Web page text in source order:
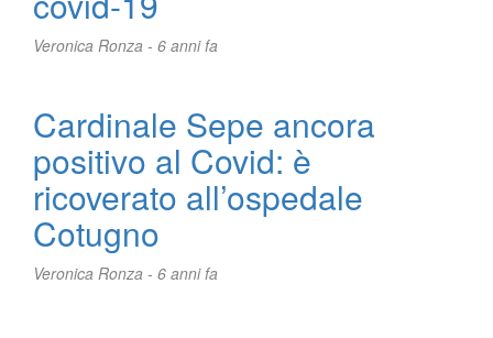
Veronica Ronza - 6 anni fa
Cardinale Sepe ancora
positivo al Covid: è
ricoverato all’ospedale
Cotugno
Veronica Ronza - 6 anni fa